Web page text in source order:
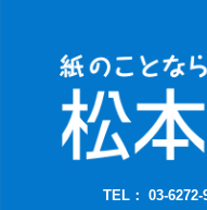
TEL： 03-6272-